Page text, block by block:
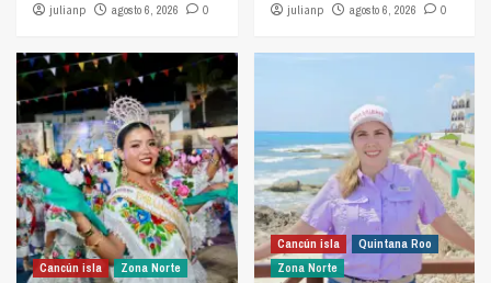
julianp agosto 6, 2026 0 julianp agosto 6, 2026 0
Cancún isla Zona Norte
Cancún isla
Quintana Roo
Zona Norte